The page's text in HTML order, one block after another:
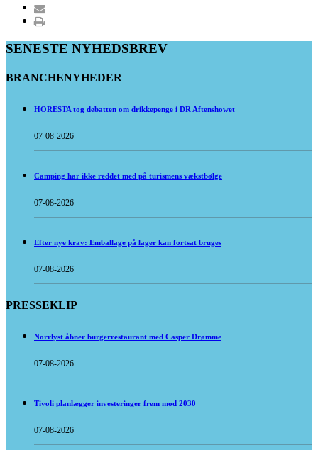
SENESTE NYHEDSBREV
BRANCHENYHEDER
HORESTA tog debatten om drikkepenge i DR Aftenshowet
07-08-2026
Camping har ikke reddet med på turismens vækstbølge
07-08-2026
Efter nye krav: Emballage på lager kan fortsat bruges
07-08-2026
PRESSEKLIP
Norrlyst åbner burgerrestaurant med Casper Drømme
07-08-2026
Tivoli planlægger investeringer frem mod 2030
07-08-2026